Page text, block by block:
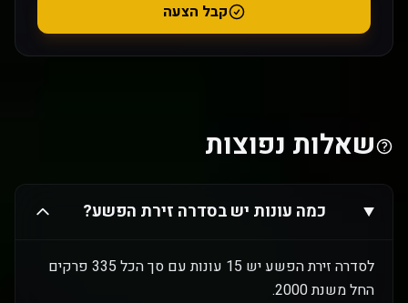
קבל הצעה
שאלות נפוצות
כמה עונות יש בסדרה זירת הפשע?
לסדרה זירת הפשע יש 15 עונות עם סך הכל 335 פרקים
החל משנת 2000.